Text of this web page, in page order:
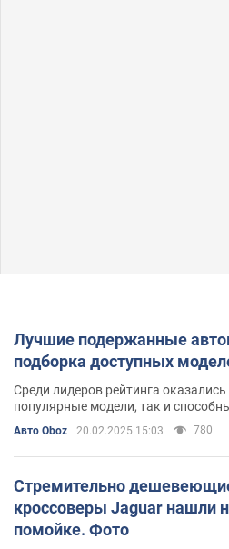
Лучшие подержанные
подборка доступных
Среди лидеров рейтинга оказались
популярные модели, так и
удивить своими характеристиками
Авто Oboz 20.02.2025 15:03 780
Стремительно
кроссоверы Jaguar нашли
помойке. Фото